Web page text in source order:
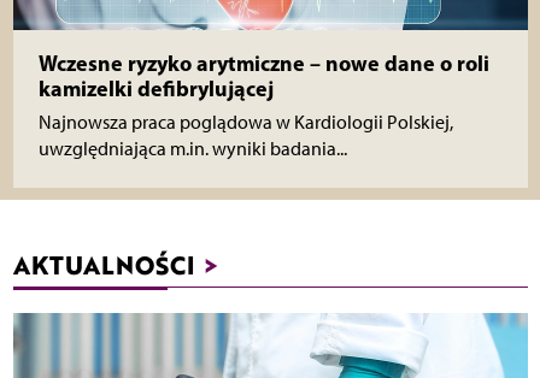
Wczesne ryzyko arytmiczne – nowe dane o roli
kamizelki defibrylującej
Najnowsza praca poglądowa w Kardiologii Polskiej,
uwzględniająca m.in. wyniki badania...
AKTUALNOŚCI >